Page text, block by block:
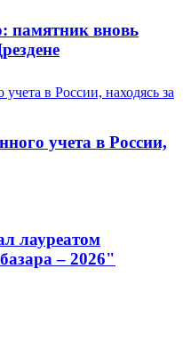
памятник вновь
учета в России,
лауреатом
– 2026"